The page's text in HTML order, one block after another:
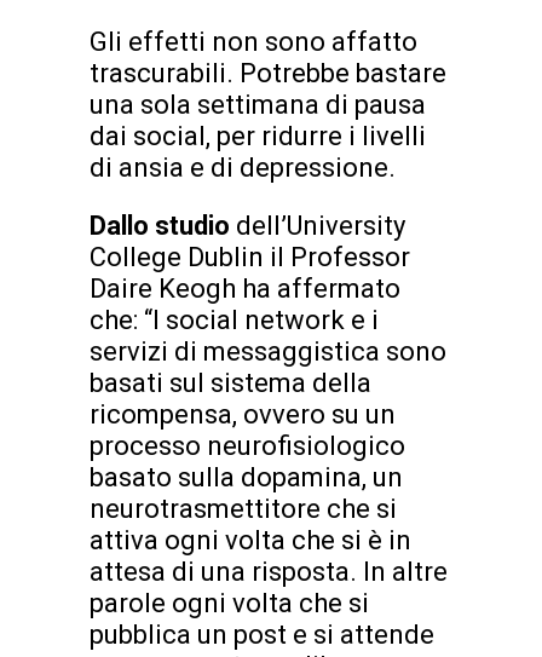
Gli effetti non sono affatto
trascurabili. Potrebbe bastare
una sola settimana di pausa
dai social, per ridurre i livelli
di ansia e di depressione.
Dallo studio dell’University
College Dublin il Professor
Daire Keogh ha affermato
che: “I social network e i
servizi di messaggistica sono
basati sul sistema della
ricompensa, ovvero su un
processo neurofisiologico
basato sulla dopamina, un
neurotrasmettitore che si
attiva ogni volta che si è in
attesa di una risposta. In altre
parole ogni volta che si
pubblica un post e si attende